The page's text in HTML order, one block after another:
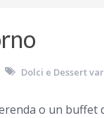
Dolci e Dessert
o un